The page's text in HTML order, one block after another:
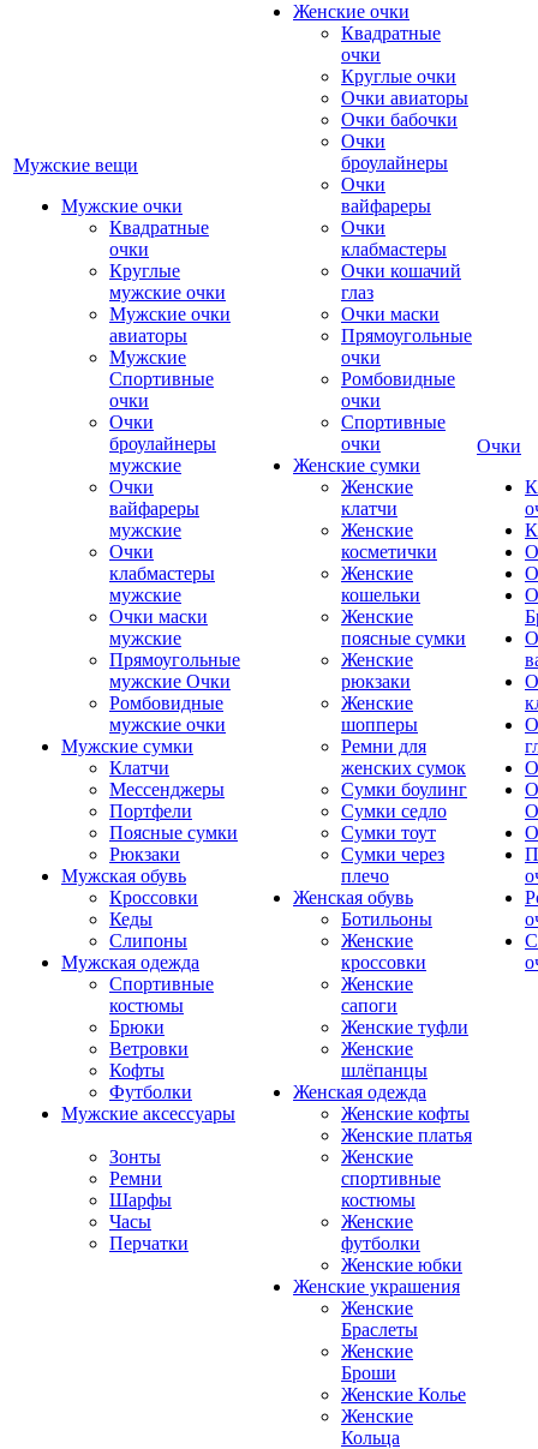
Мужские вещи
Мужские очки
Квадратные
очки
Круглые
мужские очки
Мужские очки
авиаторы
Мужские
Спортивные
очки
Очки
броулайнеры
мужские
Очки
вайфареры
мужские
Очки
клабмастеры
мужские
Очки маски
мужские
Прямоугольные
мужские Очки
Ромбовидные
мужские очки
Мужские сумки
Клатчи
Мессенджеры
Портфели
Поясные сумки
Рюкзаки
Мужская обувь
Кроссовки
Кеды
Слипоны
Мужская одежда
Спортивные
костюмы
Брюки
Ветровки
Кофты
Футболки
Мужские аксессуары
Зонты
Ремни
Шарфы
Часы
Перчатки
Женские очки
Квадратные
очки
Круглые очки
Очки авиаторы
Очки бабочки
Очки
броулайнеры
Очки
вайфареры
Очки
клабмастеры
Очки кошачий
глаз
Очки маски
Прямоугольные
очки
Ромбовидные
очки
Спортивные
очки
Женские сумки
Женские
клатчи
Женские
косметички
Женские
кошельки
Женские
поясные сумки
Женские
рюкзаки
Женские
шопперы
Ремни для
женских сумок
Сумки боулинг
Сумки седло
Сумки тоут
Сумки через
плечо
Женская обувь
Ботильоны
Женские
кроссовки
Женские
сапоги
Женские туфли
Женские
шлёпанцы
Женская одежда
Женские кофты
Женские платья
Женские
спортивные
костюмы
Женские
футболки
Женские юбки
Женские украшения
Женские
Браслеты
Женские
Броши
Женские Колье
Женские
Кольца
Очки